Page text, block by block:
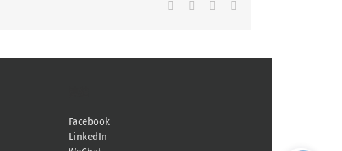
FacebookLinkedInWhatsapp
Facebook
LinkedIn